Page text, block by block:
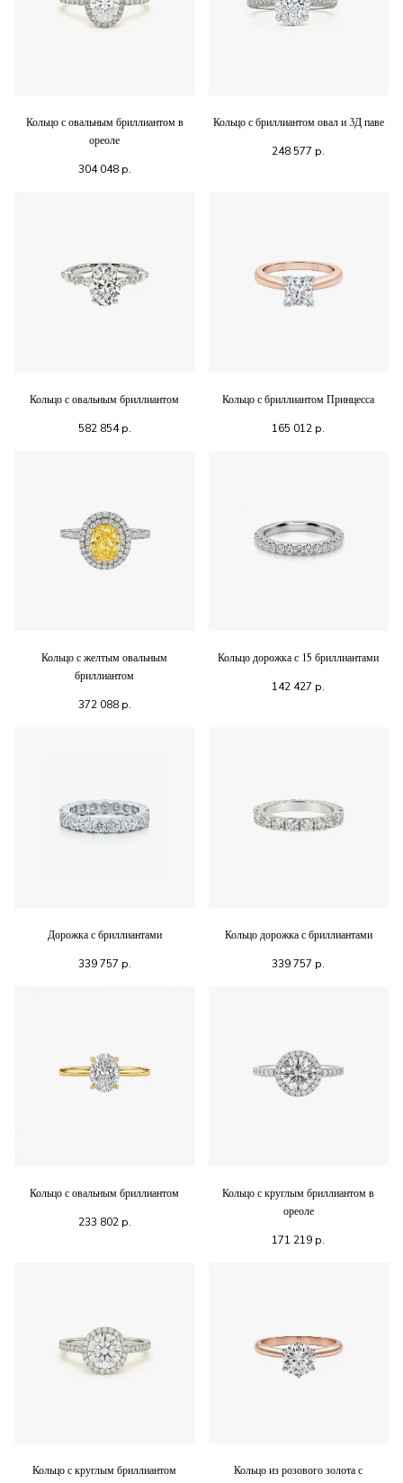
Кольцо с овальным бриллиантом в
ореоле
304 048р.
Кольцо с бриллиантом овал и 3Д паве
248 577 р.
Кольцо с овальным бриллиантом
582 854р.
Кольцо с бриллиантом Принцесса
165 012 р.
Кольцо с желтым овальным
бриллиантом
372 088р.
Кольцо дорожка с 15 бриллиантами
142 427 р.
Дорожка с бриллиантами
339 757 р.
Кольцо дорожка с бриллиантами
339 757 р.
Кольцо с овальным бриллиантом
233 802р.
Кольцо с круглым бриллиантом в
ореоле
171 219 р.
Кольцо с круглым бриллиантом
Кольцо из розового золота с